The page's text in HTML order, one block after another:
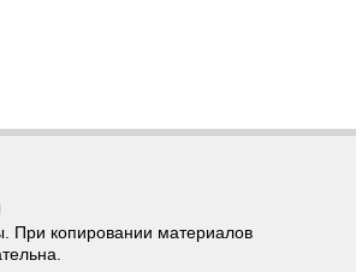
При копировании материалов